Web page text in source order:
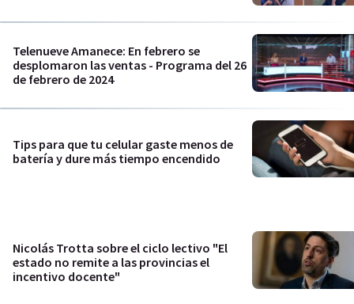
Telenueve Amanece: En febrero se
desplomaron las ventas - Programa del 26
de febrero de 2024
Tips para que tu celular gaste menos de
batería y dure más tiempo encendido
Nicolás Trotta sobre el ciclo lectivo "El
estado no remite a las provincias el
incentivo docente"